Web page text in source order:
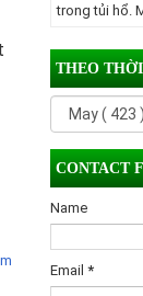
trong tủi hổ.
THEO
CONTACT
Name
Email *